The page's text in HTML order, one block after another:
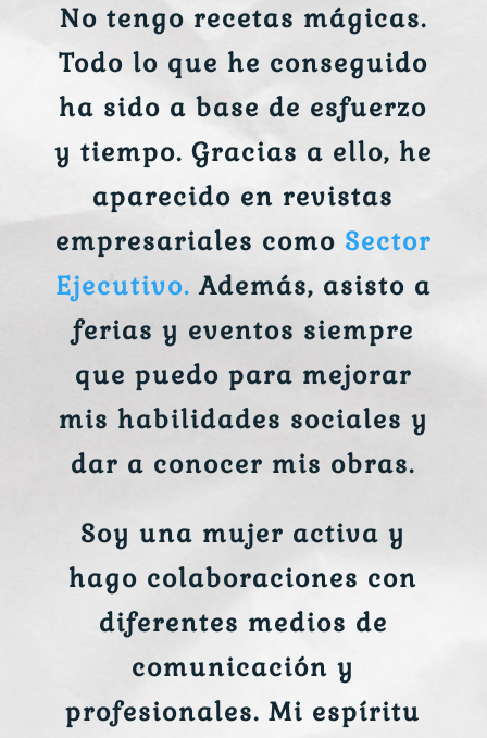
No tengo recetas mágicas.
Todo lo que he conseguido
ha sido a base de esfuerzo
y tiempo. Gracias a ello, he
aparecido en revistas
empresariales como Sector
Ejecutivo. Además, asisto a
ferias y eventos siempre
que puedo para mejorar
mis habilidades sociales y
dar a conocer mis obras.
Soy una mujer activa y
hago colaboraciones con
diferentes medios de
comunicación y
profesionales. Mi espíritu